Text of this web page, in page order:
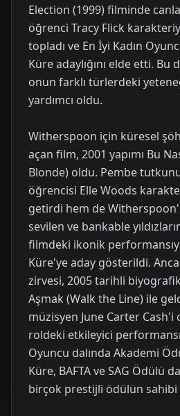
Election (1999) filminde
öğrenci Tracy Flick
topladı ve En İyi Kadın
Küre adaylığını elde etti.
onun farklı türlerdeki
yardımcı oldu.
Witherspoon için küresel
açan film, 2001 yapımı Bu
Blonde) oldu. Pembe
öğrencisi Elle Woods
getirdi hem de
sevilen ve bankable
filmdeki ikonik
Küre'ye aday gösterildi.
zirvesi, 2005 tarihli biyografik
Aşmak (Walk the Line) ile
müzisyen June Carter Cash'i
roldeki etkileyici
Oyuncu dalında Akademi
Küre, BAFTA ve SAG Ödülü
birçok prestijli ödülün sahibi